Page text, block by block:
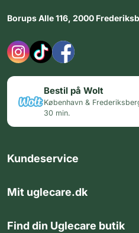
Borups Alle 116, 2000
Bestil på Wolt
København &
30 min.
Kundeservice
Mit uglecare.dk
Find din Uglecare butik